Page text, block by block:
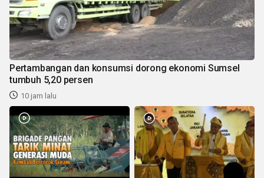
Pertambangan dan konsumsi dorong ekonomi Sumsel
tumbuh 5,20 persen
10 jam lalu